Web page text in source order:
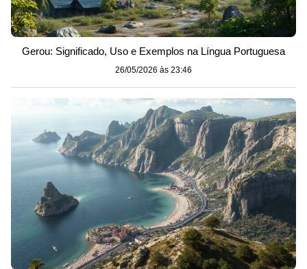
Gerou: Significado, Uso e Exemplos na Língua Portuguesa
26/05/2026 às 23:46